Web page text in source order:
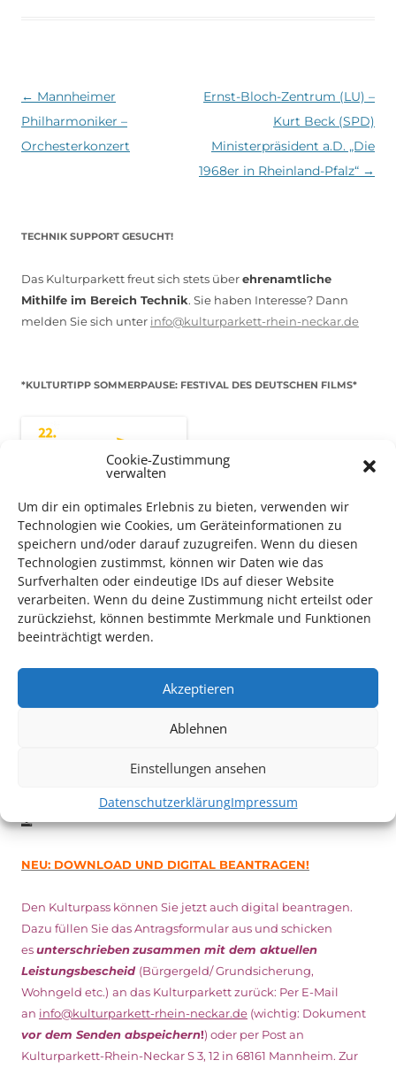
Cookie-Zustimmung
verwalten
Um dir ein optimales Erlebnis zu bieten, verwenden wir
Technologien wie Cookies, um Geräteinformationen zu
speichern und/oder darauf zuzugreifen. Wenn du diesen
Technologien zustimmst, können wir Daten wie das
Surfverhalten oder eindeutige IDs auf dieser Website
verarbeiten. Wenn du deine Zustimmung nicht erteilst oder
zurückziehst, können bestimmte Merkmale und Funktionen
beeinträchtigt werden.
Akzeptieren
Ablehnen
Einstellungen ansehen
DatenschutzerklärungImpressum
Beitragsnavigation
← Mannheimer
Philharmoniker –
Orchesterkonzert
Ernst-Bloch-Zentrum (LU) –
Kurt Beck (SPD)
Ministerpräsident a.D. „Die
1968er in Rheinland-Pfalz“ →
TECHNIK SUPPORT GESUCHT!
Das Kulturparkett freut sich stets überehrenamtliche
Mithilfe im Bereich Technik. Sie haben Interesse? Dann
melden Sie sich unter info@kulturparkett-rhein-neckar.de
*KULTURTIPP SOMMERPAUSE: FESTIVAL DES DEUTSCHEN FILMS*
Festival des deutschen
Films in Ludwigshafen statt.
Inhaber*innen freien Eintritt
Minuten vor Beginn des Films und solange der Vorrat reicht!
DIGITAL KULTURPASS BEANTRAGEN
NEU: DOWNLOAD UND DIGITAL BEANTRAGEN!
Den Kulturpass können Sie jetzt auch digital beantragen.
Dazu füllen Sie das Antragsformular aus und schicken
esunterschriebenzusammen mit dem aktuellen
Leistungsbescheid (Bürgergeld/ Grundsicherung,
Wohngeld etc.) an das Kulturparkett zurück: Per E-Mail
an info@kulturparkett-rhein-neckar.de (wichtig: Dokument
vor dem Senden abspeichern!) oder per Post an
Kulturparkett-Rhein-Neckar S 3, 12 in 68161 Mannheim. Zur